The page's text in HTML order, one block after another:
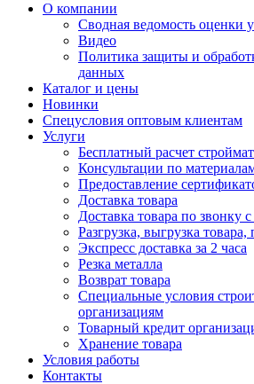
О компании
Сводная ведомость оценки
Видео
Политика защиты и
данных
Каталог и цены
Новинки
Спецусловия оптовым клиентам
Услуги
Бесплатный расчет
Консультации по
Предоставление
Доставка товара
Доставка товара по звонку
Разгрузка, выгрузка
Экспресс доставка за 2 часа
Резка металла
Возврат товара
Специальные условия
организациям
Товарный кредит
Хранение товара
Условия работы
Контакты